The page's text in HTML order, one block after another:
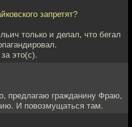
запретят?
только и делал, что бегал
это(с).
предлагаю гражданину Фраю,
И повозмущаться там.